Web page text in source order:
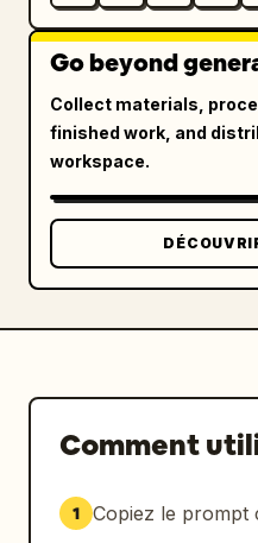
Go beyond
Collect materials,
finished work, and
workspace.
Comment
1 Copiez le prompt